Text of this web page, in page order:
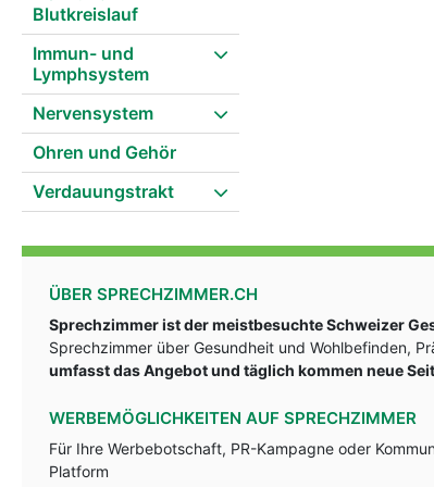
Blutkreislauf
Immun- und
Lymphsystem
Nervensystem
Ohren und Gehör
Verdauungstrakt
ÜBER SPRECHZIMMER.CH
Sprechzimmer ist der meistbesuchte Schweizer
Sprechzimmer über Gesundheit und Wohlbefinden,
umfasst das Angebot und täglich kommen neue
WERBEMÖGLICHKEITEN AUF SPRECHZIMMER
Für Ihre Werbebotschaft, PR-Kampagne oder
Platform